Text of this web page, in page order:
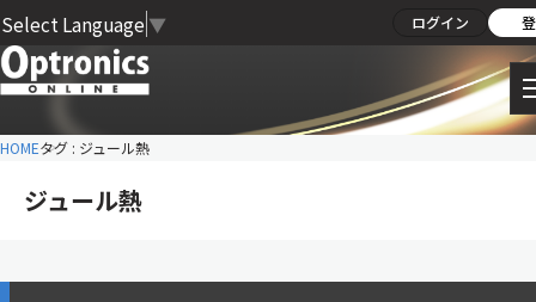
Select Language ▼ ログイン
HOMEタグ : ジュール熱
ジュール熱